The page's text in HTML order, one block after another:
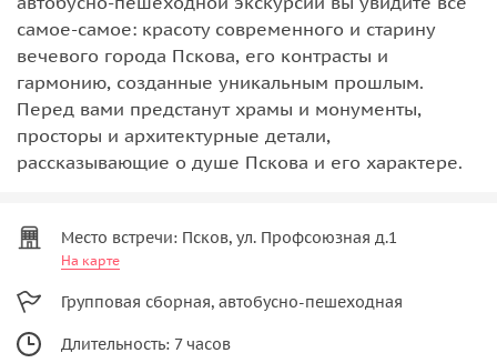
самое-самое: красоту современного и старину
вечевого города Пскова, его контрасты и
гармонию, созданные уникальным прошлым.
Перед вами предстанут храмы и монументы,
просторы и архитектурные детали,
рассказывающие о душе Пскова и его характере.
Место встречи: Псков, ул. Профсоюзная д.1
На карте
Групповая сборная, автобусно-пешеходная
Длительность: 7 часов